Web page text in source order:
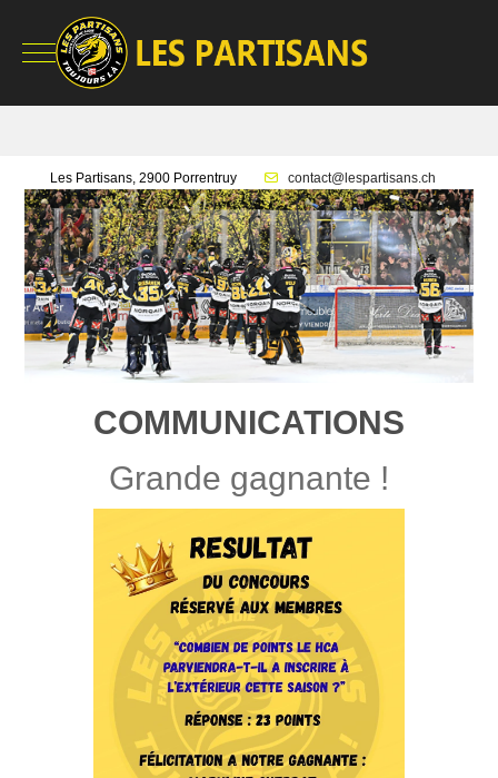
Mobile Menu Toggle
Les Partisans, 2900 Porrentruy contact@lespartisans.ch
COMMUNICATIONS
Grande gagnante !